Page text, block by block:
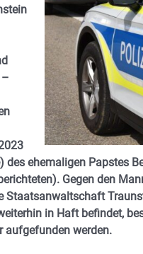
des ehemaligen Papstes
Gegen den
Staatsanwaltschaft
in Haft befindet,
aufgefunden werden.